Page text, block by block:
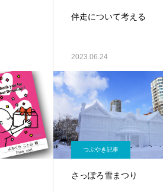
伴走について考える
2023.06.24
つぶやき記事
さっぽろ雪まつり